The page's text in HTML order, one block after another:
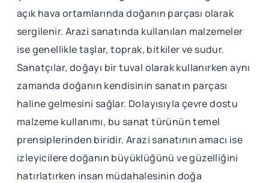
açık hava ortamlarında doğanın parçası olarak
sergilenir. Arazi sanatında kullanılan malzemeler
ise genellikle taşlar, toprak, bitkiler ve sudur.
Sanatçılar, doğayı bir tuval olarak kullanırken aynı
zamanda doğanın kendisinin sanatın parçası
haline gelmesini sağlar. Dolayısıyla çevre dostu
malzeme kullanımı, bu sanat türünün temel
prensiplerinden biridir. Arazi sanatının amacı ise
izleyicilere doğanın büyüklüğünü ve güzelliğini
hatırlatırken insan müdahalesinin doğa